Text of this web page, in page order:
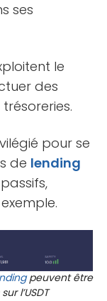
ses
le
des
pour se
de lending
peuvent être
l’USDT